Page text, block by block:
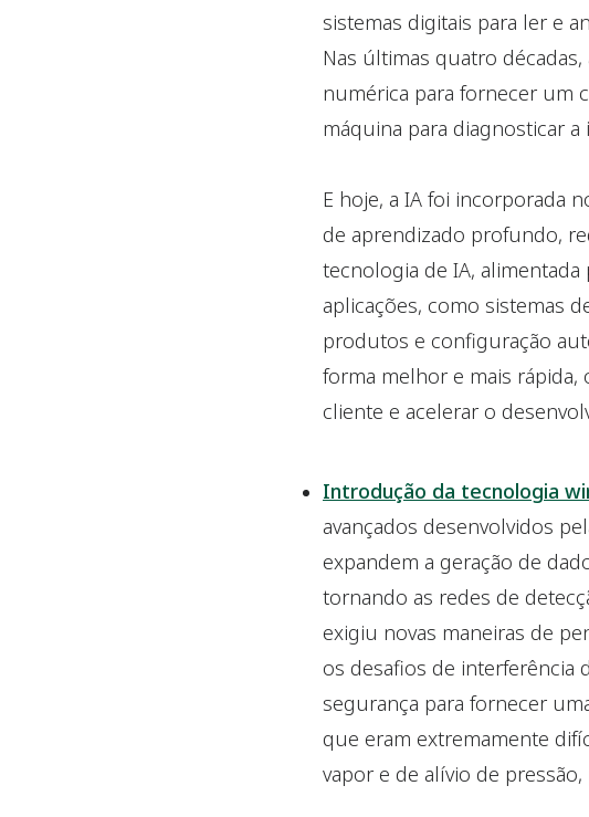
sistemas digitais para ler e
Nas últimas quatro
numérica para fornecer um
máquina para diagnosticar
E hoje, a IA foi incorporada
de aprendizado profundo,
tecnologia de IA,
aplicações, como sistemas
produtos e configuração
forma melhor e mais
cliente e acelerar o
Introdução da tecnologia
avançados desenvolvidos
expandem a geração de
tornando as redes de
exigiu novas maneiras de
os desafios de interferência
segurança para fornecer
que eram extremamente
vapor e de alívio de